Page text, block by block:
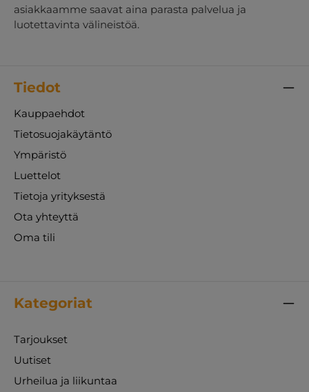
asiakkaamme saavat aina parasta palvelua ja
luotettavinta välineistöä.
Tiedot
Kauppaehdot
Tietosuojakäytäntö
Ympäristö
Luettelot
Tietoja yrityksestä
Ota yhteyttä
Oma tili
Kategoriat
Tarjoukset
Uutiset
Urheilua ja liikuntaa